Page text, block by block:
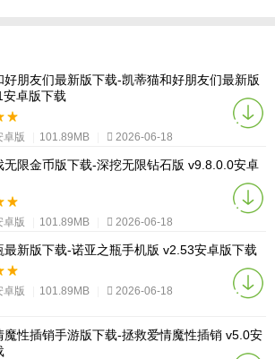
好朋友们最新版下载-凯蒂猫和好朋友们最新版
卓版下载
卓版 101.89MB 2026-06-18
无限金币版下载-深挖无限钻石版 v9.8.0.0安卓
卓版 101.89MB 2026-06-18
最新版下载-诺亚之瓶手机版 v2.53安卓版下载
卓版 101.89MB 2026-06-18
魔性插销手游版下载-拯救爱情魔性插销 v5.0安